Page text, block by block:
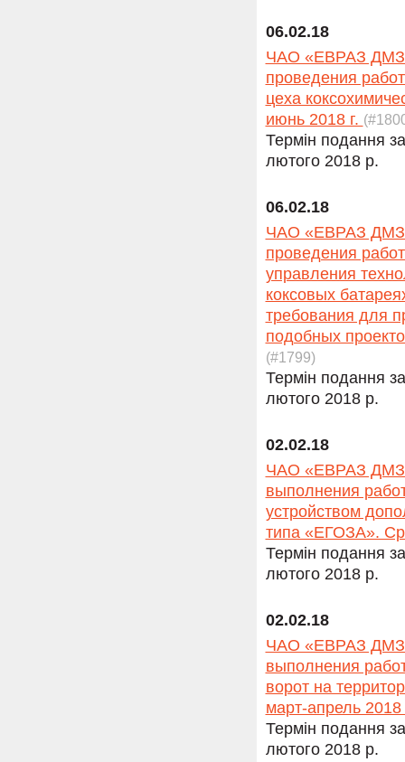
06.02.18
ЧАО «ЕВРАЗ ДМЗ»
проведения
цеха
июнь 2018 г.
Термін подання
лютого 2018 р.
06.02.18
ЧАО «ЕВРАЗ ДМЗ»
проведения
управления
коксовых
требования для
подобных
(#1799)
Термін подання
лютого 2018 р.
02.02.18
ЧАО «ЕВРАЗ ДМЗ»
выполнения
устройством
типа «ЕГОЗА».
Термін подання
лютого 2018 р.
02.02.18
ЧАО «ЕВРАЗ ДМЗ»
выполнения
ворот на
март-апрель 2018
Термін подання
лютого 2018 р.